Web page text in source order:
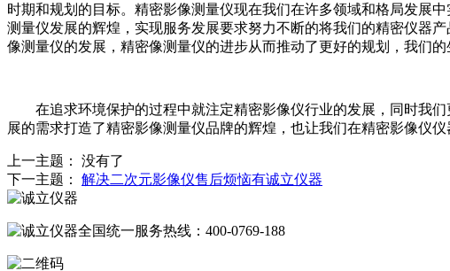
时期和规划的目标。精密影像测量仪现在我们在许多领域和格局发展
测量仪发展的辉煌，实现服务发展要求努力不断的将我们的精密仪器
像测量仪的发展，精密像测量仪的进步从而推动了更好的规划，我们
在追求环境保护的过程中就注定精密影像仪行业的发展，同时我们
展的需求打造了精密影像测量仪品牌的辉煌，也让我们在精密影像仪
上一主题： 没有了
下一主题： 解决二次元影像仪售后烦恼有诚立仪器
全国统一服务热线： 400-0769-188